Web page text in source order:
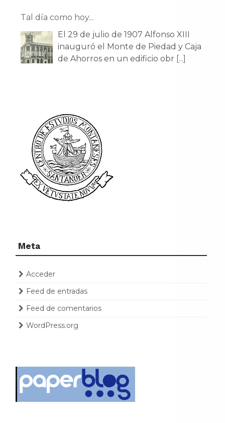
Tal día como hoy...
El 29 de julio de 1907 Alfonso XIII
inauguró el Monte de Piedad y Caja
de Ahorros en un edificio obr [...]
Meta
Acceder
Feed de entradas
Feed de comentarios
WordPress.org